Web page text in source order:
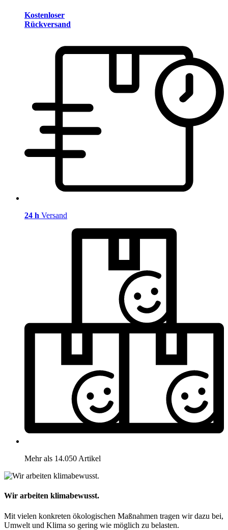
Kostenloser
Rückversand
24 h Versand
Mehr als 14.050 Artikel
Wir arbeiten klimabewusst.
Mit vielen konkreten ökologischen Maßnahmen tragen wir dazu bei,
Umwelt und Klima so gering wie möglich zu belasten.